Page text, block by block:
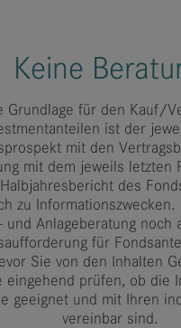
Keine
Grundlage für den Kauf/
ist der
mit den
mit dem jeweils letzten
des
zu
und Anlageberatung noch
für
Sie von den Inhalten
eingehend prüfen, ob die
geeignet und mit Ihren
vereinbar sind.